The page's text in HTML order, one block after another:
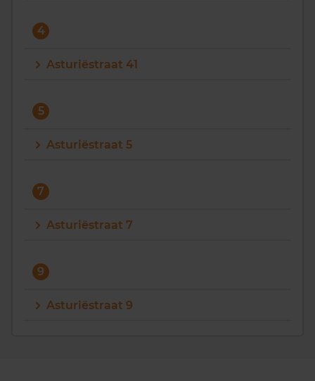
4
Asturiëstraat 41
5
Asturiëstraat 5
7
Asturiëstraat 7
9
Asturiëstraat 9